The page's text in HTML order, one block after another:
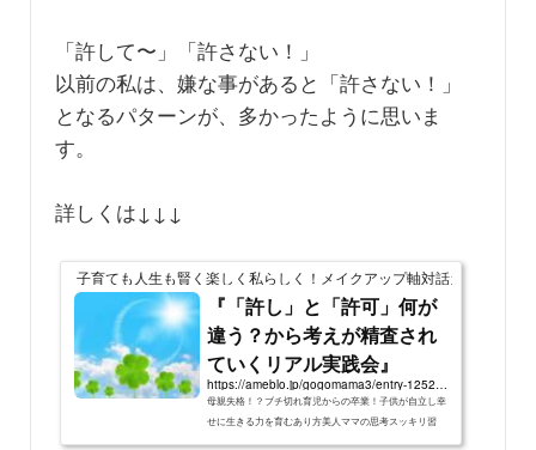
「許して〜」「許さない！」
以前の私は、嫌な事があると「許さない！」
となるパターンが、多かったように思いま
す。
詳しくは↓↓↓
子育ても人生も賢く楽しく私らしく！メイクアップ軸対話カウンセラ
『「許し」と「許可」何が
違う？から考えが精査され
ていくリアル実践会』
母親失格！？ブチ切れ育児からの卒業！子供が自立し幸
せに生きる力を育むあり方美人ママの思考スッキリ習